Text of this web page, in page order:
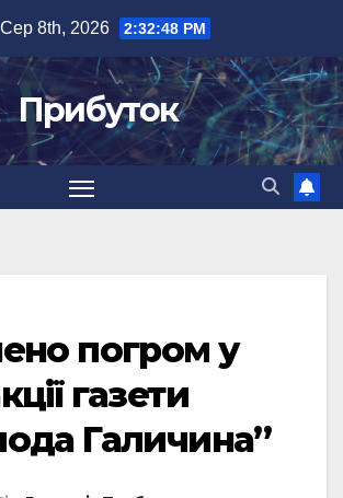
8th, 2026 2:32:48 PM
Прибуток
погром у
газети
Галичина”